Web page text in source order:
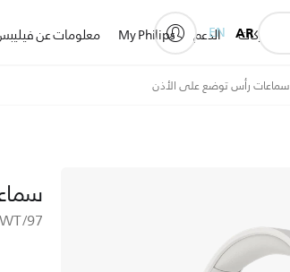
للشركات الدعم My Philips معلومات عن AR
EN
سماعات رأس توضع على الأذن
97